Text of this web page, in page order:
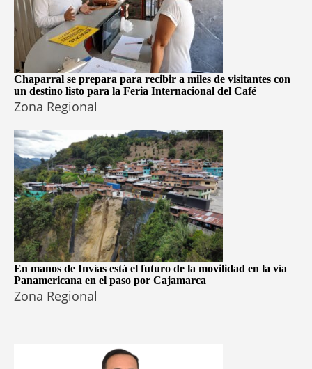
Chaparral se prepara para recibir a miles de visitantes con
un destino listo para la Feria Internacional del Café
Zona Regional
En manos de Invías está el futuro de la movilidad en la vía
Panamericana en el paso por Cajamarca
Zona Regional